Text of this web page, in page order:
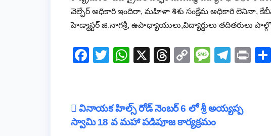
వెల్ఫేర్ అధికారి ఇందిరా, మహిళా శిశు సంక్షేమ అధికారి లెనినా,
హెడ్మాస్టర్ జి.నాగశ్రీ, ఉపాధ్యాయులు,విద్యార్థులు తదితరులు
F
e
b
T
er
W
s
A
X
T
a
d
C
y
Li
M
a
g
T
gr
a
Pr
Post
navigation
వినాయక హిల్స్ రోడ్ నెంబర్ 6 లో శ్రీ అయ్యప్ప
స్వామి 18 వ మహా పడిపూజ కార్యక్రమం